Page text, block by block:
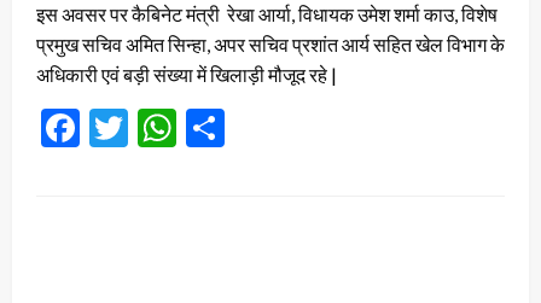
इस अवसर पर कैबिनेट मंत्री रेखा आर्या, विधायक उमेश शर्मा काउ, विशेष
प्रमुख सचिव अमित सिन्हा, अपर सचिव प्रशांत आर्य सहित खेल विभाग के
अधिकारी एवं बड़ी संख्या में खिलाड़ी मौजूद रहे |
Facebook
TwitterWhatsApp